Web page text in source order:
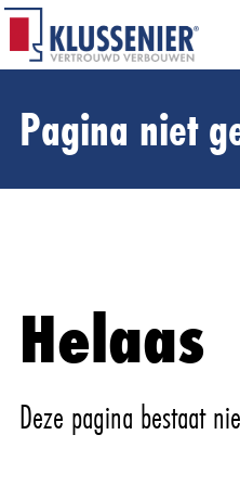
Pagina niet
Helaas
Deze pagina bestaat